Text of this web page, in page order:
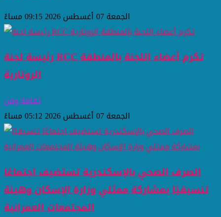
الجمعة 07 أغسطس 2026 09:15 مساءً
رئيسة لجنة RCC تكرم أعضاء اللجنة بالمنطقة
الروتارية
ثقافة وفن
الجمعة 07 أغسطس 2026 05:12 مساءً
الصرف الصحي بالإسكندرية تستضيف اجتماعًا
تنسيقيًا بمشاركة ممثلي وزارة الإسكان وهيئة
المجتمعات العمرانية